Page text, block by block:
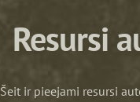
Resursi
Šeit ir pieejami resursi